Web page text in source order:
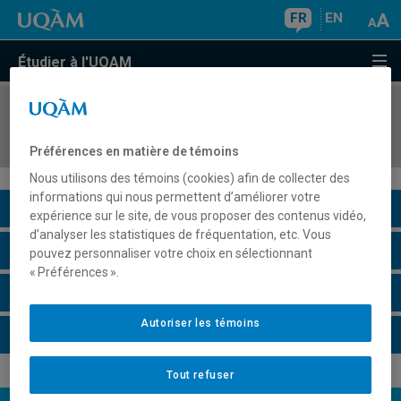
FR EN
Étudier à l'UQAM
COURS//
Description du cours
Horaire - Été 2026
Préférences en matière de témoins
Nous utilisons des témoins (cookies) afin de collecter des
informations qui nous permettent d’améliorer votre
expérience sur le site, de vous proposer des contenus vidéo,
d’analyser les statistiques de fréquentation, etc. Vous
pouvez personnaliser votre choix en sélectionnant
« Préférences ».
Tout refuser
Autoriser les témoins